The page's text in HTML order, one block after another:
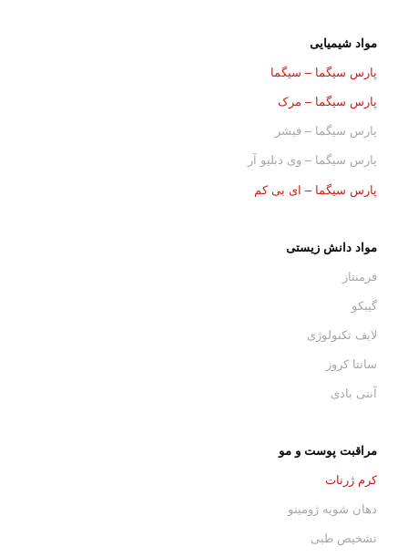
مواد شیمیایی
پارس سیگما – سیگما
پارس سیگما – مرک
پارس سیگما – فیشر
پارس سیگما – وی دبلیو آر
پارس سیگما – ای بی کم
مواد دانش زیستی
فرمنتاز
گیبکو
لایف تکنولوژی
سانتا کروز
آنتی بادی
مراقبت پوست و مو
کرم ژرنات
دهان شویه ژومینو
تشخیص طبی